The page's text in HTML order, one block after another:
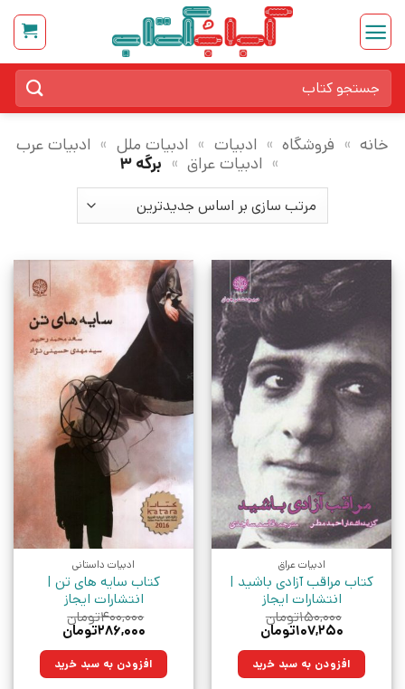
Skip
content
برای:
خانه » فروشگاه » ادبیات » ادبیات ملل » ادبیات عرب
» ادبیات عراق » برگه 3
ادبیات عراق
کتاب مراقب آزادی باشید |
انتشارات ایجاز
۱۵۰,۰۰۰تومان
قیمت
۱۵۰,۰۰۰تومان
بود.
۱۰۷,۲۵۰تومان
۱۰۷,۲۵۰تومان.افزودن به سبد خرید
ادبیات داستانی
کتاب سایه های تن |
انتشارات ایجاز
۴۰۰,۰۰۰تومان
قیمت
۴۰۰,۰۰۰تومان
بود.
۲۸۶,۰۰۰تومان
۲۸۶,۰۰۰تومان.افزودن به سبد خرید